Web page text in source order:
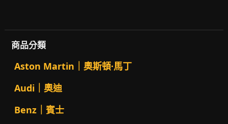
商品分類
Aston Martin｜奧斯頓·馬丁
Audi｜奧迪
Benz｜賓士